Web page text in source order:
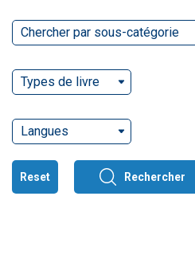
Chercher par sous-catégorie
Types de livre
Langues
Reset Rechercher